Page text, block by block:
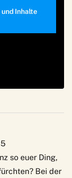
Inhalte
so euer Ding,
Bei der